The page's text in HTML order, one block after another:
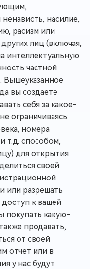
насилие,
расизм или
лиц (включая,
интеллектуальную
частной
Вышеуказанное
вы создаете
себя за какое-
ограничиваясь:
номера
т.д. способом,
для открытия
своей
или разрешать
к вашей
покупать какую-
продавать,
от своей
отчет или в
у нас будут